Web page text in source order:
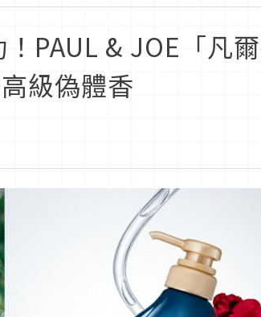
PAUL & JOE「凡
級偽體香